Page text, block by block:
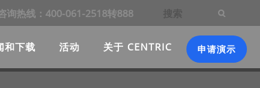
询热线：400-061-2518转888
和下载 活动 关于 CENTRIC 申请演示